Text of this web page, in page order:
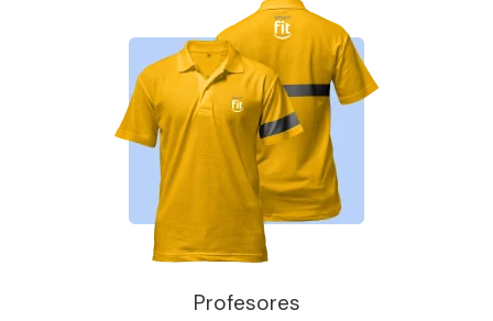
Profesores